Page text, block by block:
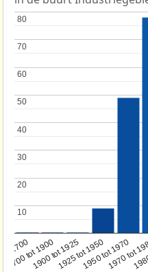
1700
1700 tot 1900
1900 tot 19251925 tot 19501950 tot 1970
1970 tot
10
10
20
20
30
30
40
40
50
50
60
60
70
70
80
80